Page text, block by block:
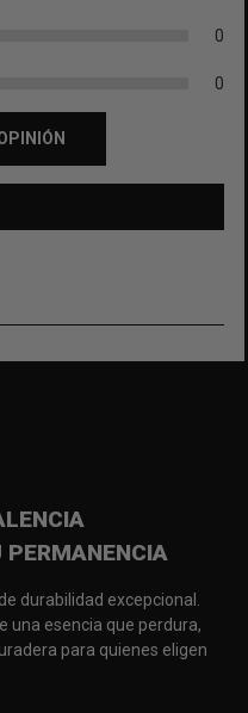
0
0
PERMANENCIA
durabilidad excepcional.
una esencia que perdura,
para quienes eligen